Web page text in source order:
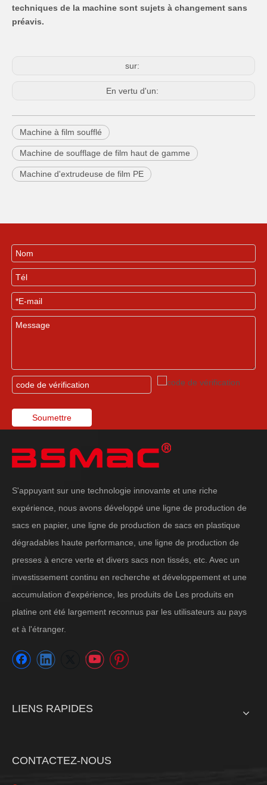
techniques de la machine sont sujets à changement sans
préavis.
sur:
En vertu d'un:
Machine à film soufflé
Machine de soufflage de film haut de gamme
Machine d'extrudeuse de film PE
Soumettre
S'appuyant sur une technologie innovante et une riche
expérience, nous avons développé une ligne de production de
sacs en papier, une ligne de production de sacs en plastique
dégradables haute performance, une ligne de production de
presses à encre verte et divers sacs non tissés, etc. Avec un
investissement continu en recherche et développement et une
accumulation d'expérience, les produits de Les produits en
platine ont été largement reconnus par les utilisateurs au pays
et à l'étranger.
LIENS RAPIDES
CONTACTEZ-NOUS